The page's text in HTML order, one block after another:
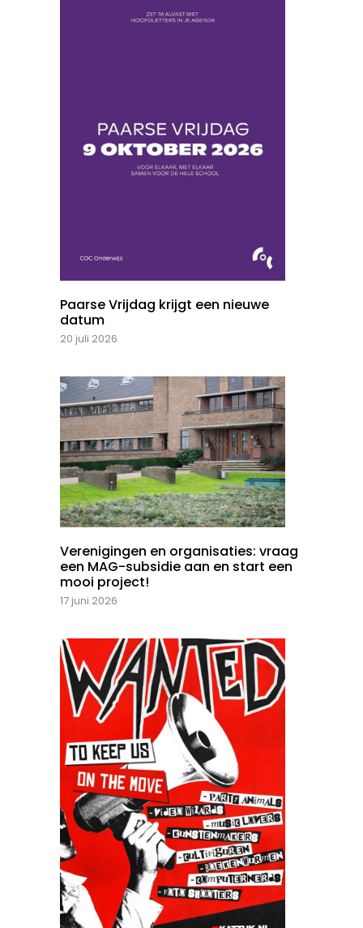
Paarse Vrijdag krijgt een nieuwe
datum
20 juli 2026
Verenigingen en organisaties: vraag
een MAG-subsidie aan en start een
mooi project!
17 juni 2026